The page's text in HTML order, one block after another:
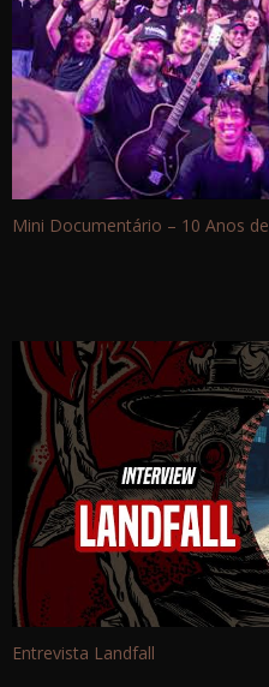
Mini Documentário – 10 Anos
Entrevista Landfall